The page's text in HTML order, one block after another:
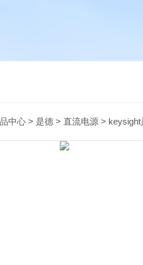
中心 > 是德 > 直流电源 > keysight